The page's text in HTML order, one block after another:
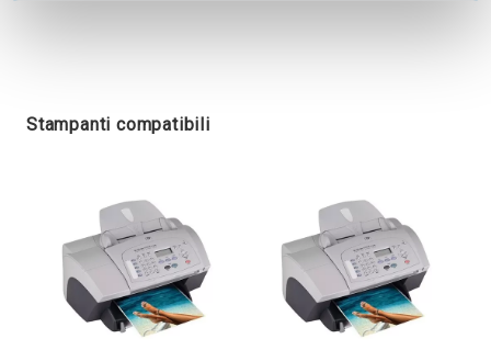
Stampanti compatibili